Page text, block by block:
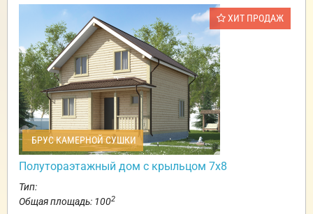
ХИТ ПРОДАЖ
БРУС КАМЕРНОЙ СУШКИ
Полутораэтажный дом с крыльцом 7х8
Тип:
Общая площадь: 1002